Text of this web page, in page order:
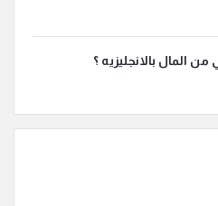
المال بالانجليزيه ؟